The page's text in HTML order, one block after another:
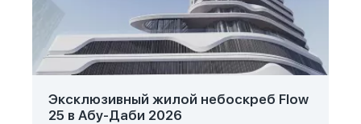
Эксклюзивный жилой небоскреб Flow
25 в Абу-Даби 2026